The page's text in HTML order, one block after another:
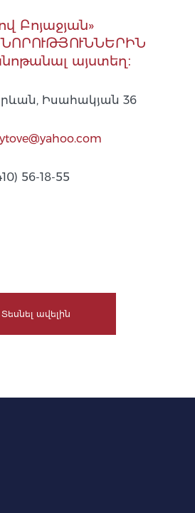
Բոյաջյան»
ՆՈՐՈՒԹՅՈՒՆՆԵՐԻՆ
այստեղ։
Իսահակյան 36
56-18-55
Տեսնել ավելին